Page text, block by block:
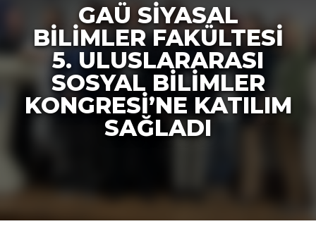
GAÜ SIYASAL
BILIMLER FAKÜLTESI
5. ULUSLARARASI
SOSYAL BILIMLER
KONGRESI’NE KATILIM
SAĞLADI